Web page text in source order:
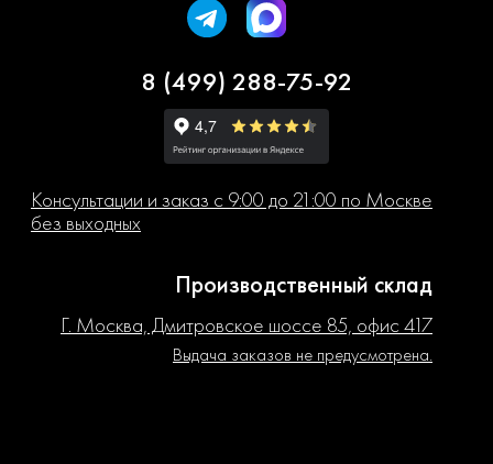
8 (499) 288-75-92
Консультации и заказ с 9:00 до 21:00 по Москве
без выходных
Производственный склад
Г. Москва, Дмитровское шоссе 85, офис 417
Выдача заказов не предусмотрена.